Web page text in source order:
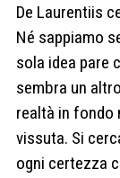
De Laurentiis
Né sappiamo
sola idea pare
sembra un
realtà in fondo
vissuta. Si
ogni certezza